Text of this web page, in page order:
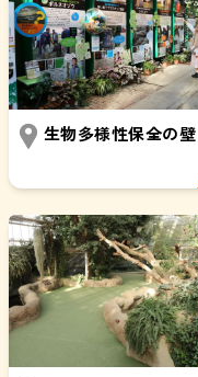
生物多様性保全の壁